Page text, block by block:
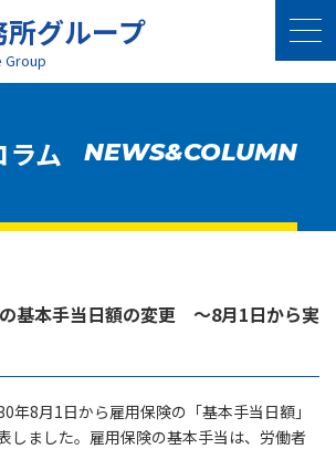
所グループ
ラム NEWS&COLUMN
の基本手当日額の変更 ～8月1日から実
年8月1日から雇用保険の「基本手当日額」
しました。雇用保険の基本手当は、労働者